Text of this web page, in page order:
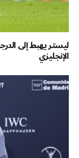
الإنجليزي